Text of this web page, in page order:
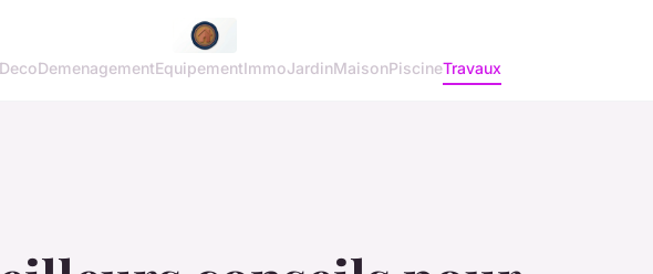
DemenagementEquipementImmoJardinMaisonPiscineTravaux